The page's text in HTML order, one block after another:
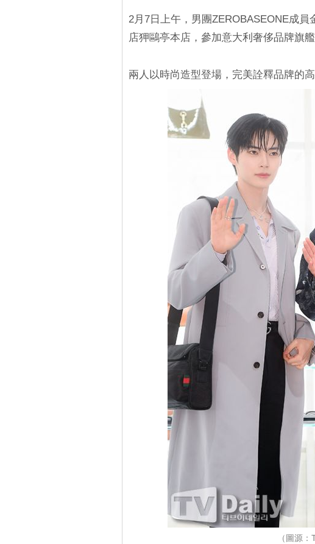
2月7日上午，男團ZEROBASEONE成
店狎鷗亭本店，參加意大利奢侈品牌旗艦
兩人以時尚造型登場，完美詮釋品牌的
（圖源：